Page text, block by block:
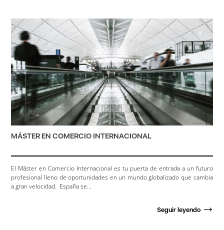
MÁSTER EN COMERCIO INTERNACIONAL
El Máster en Comercio Internacional es tu puerta de entrada a un futuro
profesional lleno de oportunidades en un mundo globalizado que cambia
a gran velocidad. España se...
Seguir leyendo